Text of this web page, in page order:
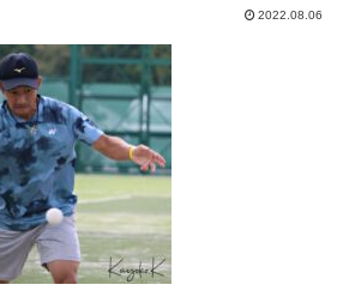
2022.08.06